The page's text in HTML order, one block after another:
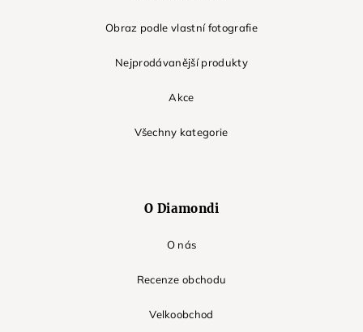
Obraz podle vlastní fotografie
Nejprodávanější produkty
Akce
Všechny kategorie
O Diamondi
O nás
Recenze obchodu
Velkoobchod